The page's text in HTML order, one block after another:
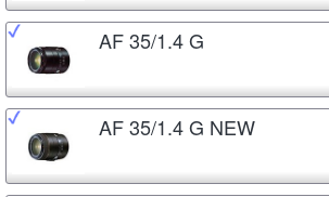
AF 35/1.4 G
AF 35/1.4 G NEW